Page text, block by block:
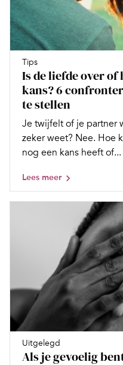
Tips
Is de liefde over of
kans? 6
te stellen
Je twijfelt of je partner
zeker weet? Nee. Hoe
nog een kans heeft of...
Lees meer
Uitgelegd
Als je gevoelig